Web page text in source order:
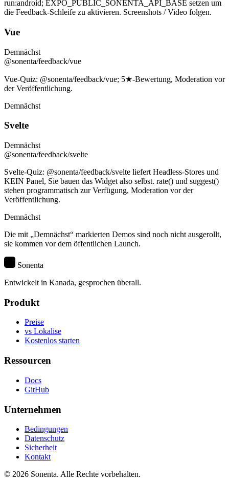
run:android; EXPO_PUBLIC_SONENTA_API_BASE setzen um
die Feedback-Schleife zu aktivieren. Screenshots / Video folgen.
Vue
Demnächst
@sonenta/feedback/vue
Vue-Quiz: @sonenta/feedback/vue; 5★-Bewertung, Moderation vor
der Veröffentlichung.
Demnächst
Svelte
Demnächst
@sonenta/feedback/svelte
Svelte-Quiz: @sonenta/feedback/svelte liefert Headless-Stores und
KEIN Panel, Sie bauen das Widget also selbst. rate() und suggest()
stehen programmatisch zur Verfügung, Moderation vor der
Veröffentlichung.
Demnächst
Die mit „Demnächst“ markierten Demos sind noch nicht ausgerollt,
sie kommen vor dem öffentlichen Launch.
Sonenta
Entwickelt in Kanada, gesprochen überall.
Produkt
Preise
vs Lokalise
Kostenlos starten
Ressourcen
Docs
GitHub
Unternehmen
Bedingungen
Datenschutz
Sicherheit
Kontakt
© 2026 Sonenta. Alle Rechte vorbehalten.